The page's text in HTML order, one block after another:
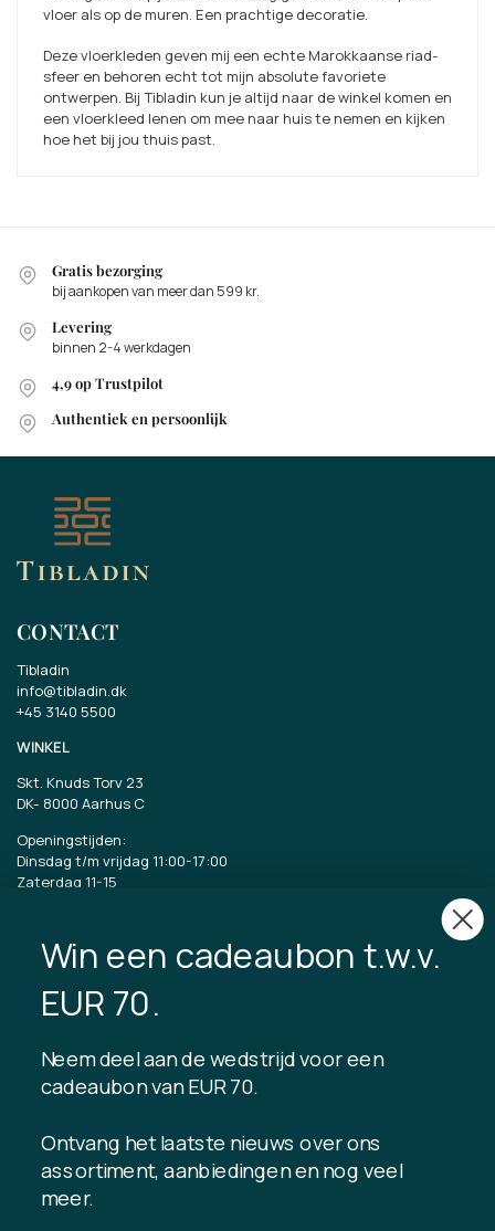
vloer als op de muren. Een prachtige decoratie.
Deze vloerkleden geven mij een echte Marokkaanse riad-
sfeer en behoren echt tot mijn absolute favoriete
ontwerpen. Bij Tibladin kun je altijd naar de winkel komen en
een vloerkleed lenen om mee naar huis te nemen en kijken
hoe het bij jou thuis past.
Gratis bezorging
bij aankopen van meer dan 599 kr.
Levering
binnen 2-4 werkdagen
4,9 op Trustpilot
Authentiek en persoonlijk
CONTACT
Tibladin
info@tibladin.dk
+45 3140 5500
WINKEL
Skt. Knuds Torv 23
DK- 8000 Aarhus C
Openingstijden:
Dinsdag t/m vrijdag 11:00-17:00
Zaterdag 11-15
TIBLADIN
Over Tibladin
Duurzame productie
Klantenclub registreren
Neem contact met ons op
INFORMATIE
Win een cadeaubon t.w.v.
EUR 70.
Neem deel aan de wedstrijd voor een
cadeaubon van EUR 70.
Ontvang het laatste nieuws over ons
assortiment, aanbiedingen en nog veel
meer.